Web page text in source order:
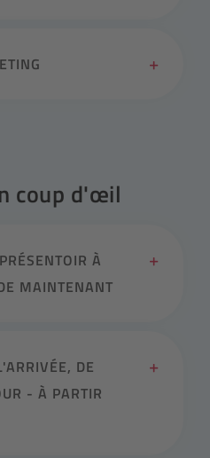
coup d'œil
À
MAINTENANT
DE
- À PARTIR